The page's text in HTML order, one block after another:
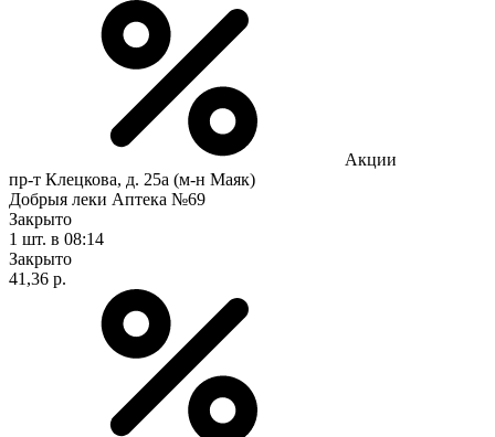
Акции
пр-т Клецкова, д. 25а (м-н Маяк)
Добрыя леки Аптека №69
Закрыто
1 шт. в 08:14
Закрыто
41,36 р.